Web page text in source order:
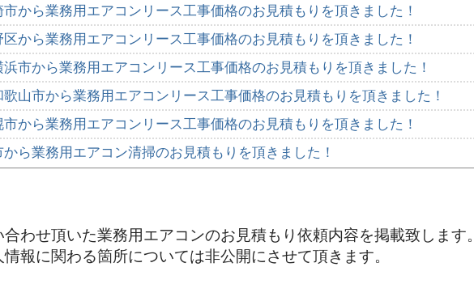
から業務用エアコンリース工事価格のお見積もりを頂きました！
から業務用エアコンリース工事価格のお見積もりを頂きました！
市から業務用エアコンリース工事価格のお見積もりを頂きました！
山市から業務用エアコンリース工事価格のお見積もりを頂きました！
から業務用エアコンリース工事価格のお見積もりを頂きました！
ら業務用エアコン清掃のお見積もりを頂きました！
市から業務用エアコンリースのお見積もりを頂きました！
市から業務用エアコン購入のお見積もりを頂きました！
わせ頂いた業務用エアコンのお見積もり依頼内容を掲載致します。
情報に関わる箇所については非公開にさせて頂きます。